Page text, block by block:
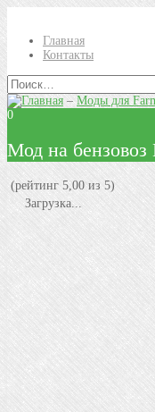
Главная
Контакты
–Моды для
0
Мод на
(рейтинг 5,00 из 5)
Загрузка...